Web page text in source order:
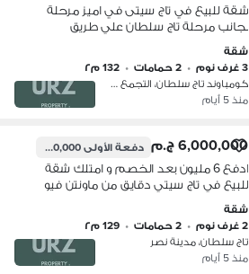
شقة للبيع في تاج سيتى في اميز مرحلة
بجانب مرحلة تاج سلطان علي طريق
السويس دايركت بالقرب من بريفادو
مدينتى و سراى ودقايق من هايد بارك و
ميفيدا
شقة
3 غرف نوم
• 2 حمامات • 132 م٢
كومباوند تاج سلطان، التجمع الاول
منذ 5 أيام
6,000,000 ج.م دفعة الأولى1,100,000 ج.م
ادفع 6 مليون بعد الخصم و امتلك شقة
للبيع في تاج سيتي دقايق من ماونتن فيو
و بالم هيلز التجمع و ميفيدا و هايد بارك و
مدينتي و سراى و الرحاب و الشروق
شقة
2 غرف نوم
• 2 حمامات • 129 م٢
تاج سلطان، مدينة نصر
منذ 5 أيام